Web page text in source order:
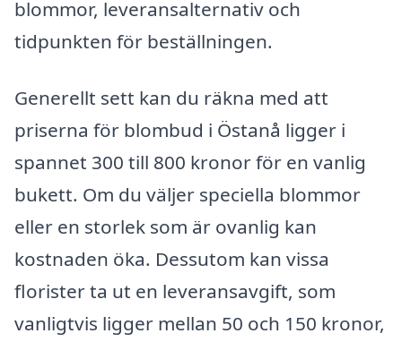
blommor, leveransalternativ och
tidpunkten för beställningen.
Generellt sett kan du räkna med att
priserna för blombud i Östanå ligger i
spannet 300 till 800 kronor för en vanlig
bukett. Om du väljer speciella blommor
eller en storlek som är ovanlig kan
kostnaden öka. Dessutom kan vissa
florister ta ut en leveransavgift, som
vanligtvis ligger mellan 50 och 150 kronor,